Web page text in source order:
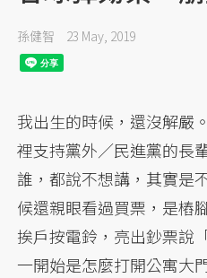
孫健智 23 May, 2019
我出生的時候，還沒解嚴
裡支持黨外／民進黨的長
誰，都說不想講，其實是
候還親眼看過買票，是樁
挨戶按電鈴，亮出鈔票說
一開始是怎麼打開公寓大